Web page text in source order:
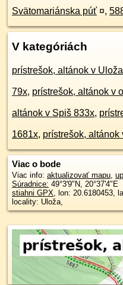
Svätomariánska púť ¤,
V kategóriách
prístrešok, altánok v
79x, prístrešok, altánok v
altánok v Spiš 833x,
1681x, prístrešok,
Viac o bode
Viac info: aktualizovať mapu,
Súradnice: 49°3'9"N, 20°37'4"E
stiahni GPX, lon: 20.6180453,
locality: Uloža,